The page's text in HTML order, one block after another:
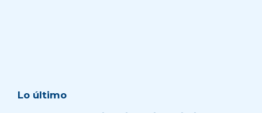
Lo último